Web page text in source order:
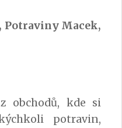
Potraviny Macek,
obchodů, kde si
potravin,